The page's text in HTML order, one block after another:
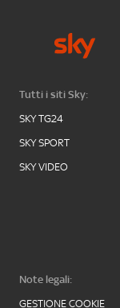
Tutti i siti Sky:
SKY TG24
SKY SPORT
SKY VIDEO
Note legali:
GESTIONE COOKIE